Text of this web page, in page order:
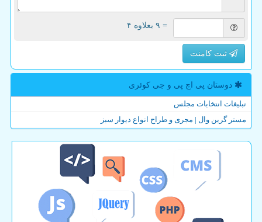
= ۹ بعلاوه ۴
ثبت کامنت
دوستان پی اچ پی و جی كوئری
تبلیغات انتخابات مجلس
مستر گرین وال | مجری و طراح انواع دیوار سبز